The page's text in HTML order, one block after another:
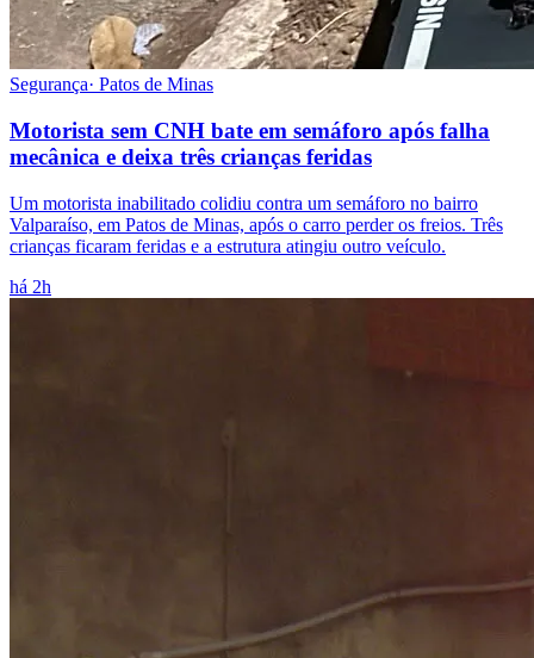
Segurança· Patos de Minas
Motorista sem CNH bate em semáforo após falha
mecânica e deixa três crianças feridas
Um motorista inabilitado colidiu contra um semáforo no bairro
Valparaíso, em Patos de Minas, após o carro perder os freios. Três
crianças ficaram feridas e a estrutura atingiu outro veículo.
há 2h